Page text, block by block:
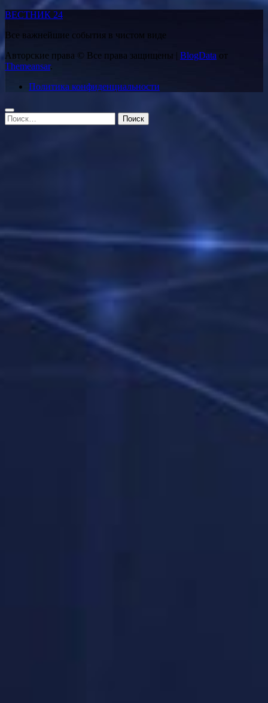
ВЕСТНИК 24
Все важнейшие события в чистом виде
Авторские права © Все права защищены | BlogData от
Themeansar.
Политика конфиденциальности
Найти: